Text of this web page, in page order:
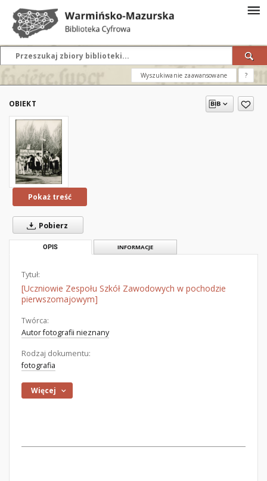
Wyszukiwanie zaawansowane ?
OBIEKT
Pokaż treść
Pobierz
OPIS INFORMACJE
Tytuł:
[Uczniowie Zespołu Szkół Zawodowych w pochodzie
pierwszomajowym]
Twórca:
Autor fotografii nieznany
Rodzaj dokumentu:
fotografia
Więcej